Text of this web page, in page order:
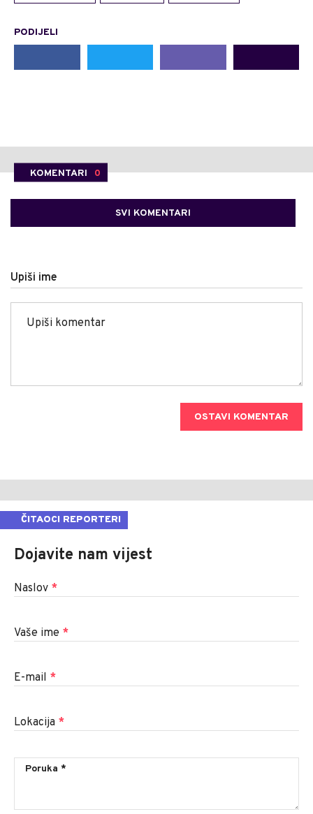
PODIJELI
KOMENTARI 0
SVI KOMENTARI
Upiši ime
OSTAVI KOMENTAR
ČITAOCI REPORTERI
Dojavite nam vijest
Naslov *
Vaše ime *
E-mail *
Lokacija *